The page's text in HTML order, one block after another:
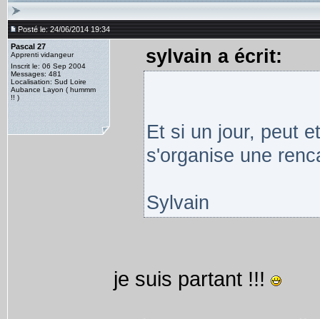
Posté le: 24/06/2014 19:34
Pascal 27
Apprenti vidangeur
Inscrit le: 06 Sep 2004
Messages: 481
Localisation: Sud Loire
Aubance Layon ( hummm
!! )
sylvain a écrit:
Et si un jour, peut
s'organise une
Sylvain
je suis partant !!!